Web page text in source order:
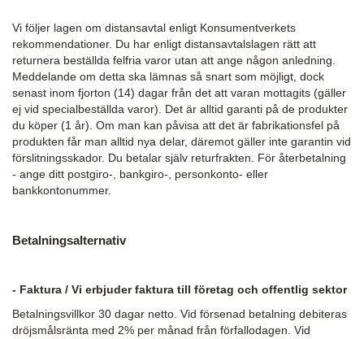
Vi följer lagen om distansavtal enligt Konsumentverkets
rekommendationer. Du har enligt distansavtalslagen rätt att
returnera beställda felfria varor utan att ange någon anledning.
Meddelande om detta ska lämnas så snart som möjligt, dock
senast inom fjorton (14) dagar från det att varan mottagits (gäller
ej vid specialbeställda varor). Det är alltid garanti på de produkter
du köper (1 år). Om man kan påvisa att det är fabrikationsfel på
produkten får man alltid nya delar, däremot gäller inte garantin vid
förslitningsskador. Du betalar själv returfrakten. För återbetalning
- ange ditt postgiro-, bankgiro-, personkonto- eller
bankkontonummer.
Betalningsalternativ
- Faktura / Vi erbjuder faktura till företag och offentlig sektor
Betalningsvillkor 30 dagar netto. Vid försenad betalning debiteras
dröjsmålsränta med 2% per månad från förfallodagen. Vid